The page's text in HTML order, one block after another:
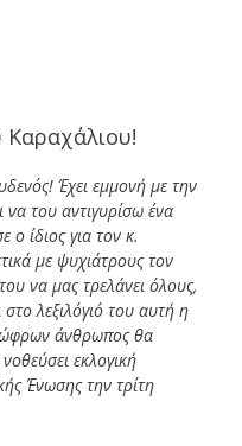
Έχει εμμονή με την
να του αντιγυρίσω ένα
ο ίδιος για τον κ.
με ψυχιάτρους τον
να μας τρελάνει όλους,
στο λεξιλόγιό του αυτή η
άνθρωπος θα
εκλογική
Ένωσης την τρίτη